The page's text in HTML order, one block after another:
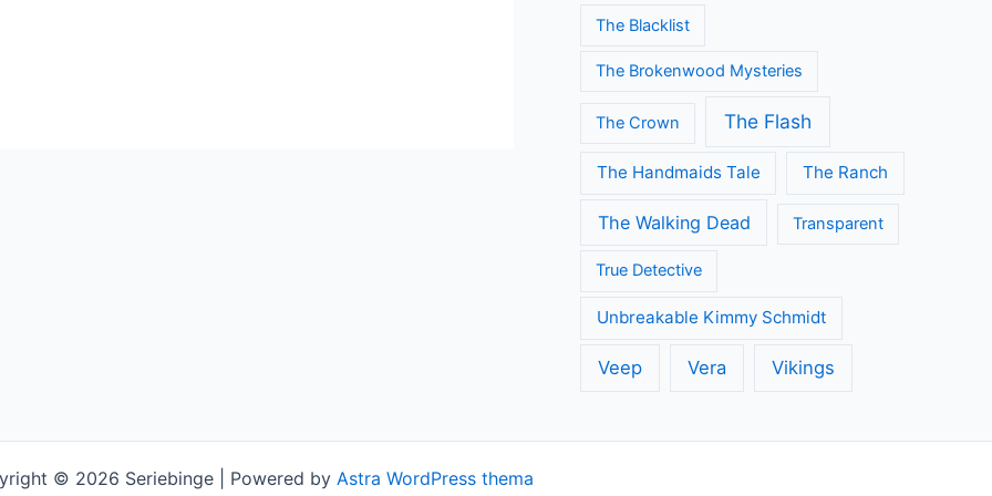
The Blacklist
The Brokenwood Mysteries
The Crown The Flash
The Handmaids Tale The Ranch
The Walking Dead Transparent
True Detective
Unbreakable Kimmy Schmidt
Veep Vera Vikings
© 2026 Seriebinge | Powered by Astra WordPress thema